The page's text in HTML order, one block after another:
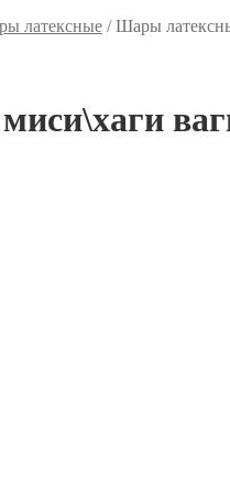
латексные /Шары